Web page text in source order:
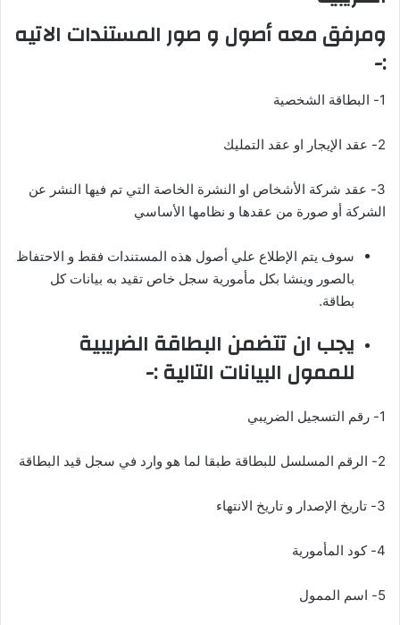
ومرفق معه أصول و صور المستندات الاتيه
:-
1- البطاقة الشخصية
2- عقد الإيجار او عقد التمليك
3- عقد شركة الأشخاص او النشرة الخاصة التي تم فيها النشر عن
الشركة أو صورة من عقدها و نظامها الأساسي
سوف يتم الإطلاع علي أصول هذه المستندات فقط و الاحتفاظ
بالصور وينشا بكل مأمورية سجل خاص تقيد به بيانات كل
بطاقة.
يجب ان تتضمن البطاقة الضريبية
للممول البيانات التالية :-
1- رقم التسجيل الضريبي
2- الرقم المسلسل للبطاقة طبقا لما هو وارد في سجل قيد البطاقة
3- تاريخ الإصدار و تاريخ الانتهاء
4- كود المأمورية
5- اسم الممول